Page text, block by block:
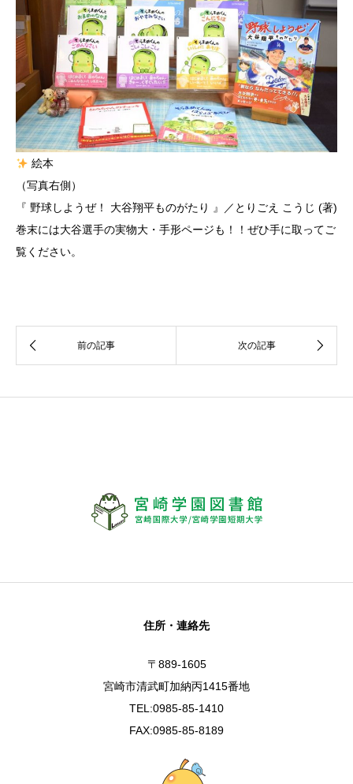
絵本
（写真右側）
『 野球しようぜ！ 大谷翔平ものがたり 』／とりごえ こうじ (著)
巻末には大谷選手の実物大・手形ページも！！ぜひ手に取ってご
覧ください。
住所・連絡先
〒889-1605
宮崎市清武町加納丙1415番地
TEL:0985-85-1410
FAX:0985-85-8189